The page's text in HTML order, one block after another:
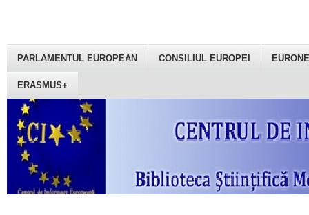
PARLAMENTUL EUROPEAN CONSILIUL EUROPEI
ERASMUS+